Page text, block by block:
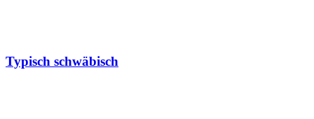
Typisch schwäbisch